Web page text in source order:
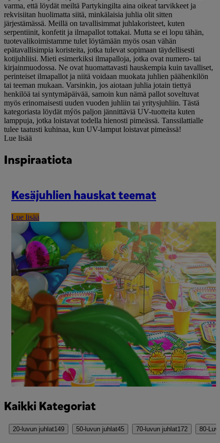
varma, että löydät meiltä Partykingilta aina oikeat tarvikkeet ja
rekvisiitan huolimatta siitä, minkälaisia juhlia olit sitten
järjestämässä. Meillä on tavallisimmat juhlakoristeet, kuten
serpentiinit, konfetit ja ilmapallot tottakai. Mutta se ei lopu tähän,
tuotevalikoimistamme tulet löytämään myös osan vähän
epätavallisimpia koristeita, jotka tulevat sopimaan täydellisesti
kotijuhliisi. Mieti esimerkiksi ilmapalloja, jotka ovat numero- tai
kirjainmuodossa. Ne ovat huomattavasti hauskempia kuin tavalliset,
perinteiset ilmapallot ja niitä voidaan muokata juhlien päähenkilön
tai teeman mukaan. Varsinkin, jos aiotaan juhlia jotain tiettyä
henkilöä tai syntymäpäivää, samoin kun nämä pallot soveltuvat
myös erinomaisesti uuden vuoden juhliin tai yritysjuhliin. Tästä
kategoriasta löydät mýös paljon jännittäviä UV-tuotteita kuten
lamppuja, jotka loistavat todella hienosti pimeässä. Tanssilattialle
tulee taatusti kuhinaa, kun UV-lamput loistavat pimeässä!
Lue lisää
Inspiraatiota
Kesäjuhlien hauskat teemat
Lue lisää
Kaikki Kategoriat
20-luvun juhlat149 50-luvun juhlat45 70-luvun juhlat172 80-